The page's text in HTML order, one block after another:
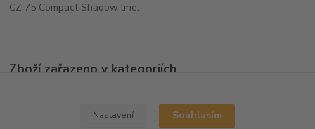
CZ 75 Compact Shadow line.
Zboží zařazeno v kategoriích
Nastavení Souhlasím